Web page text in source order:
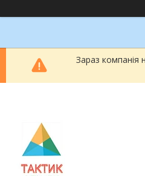
Зараз компанія